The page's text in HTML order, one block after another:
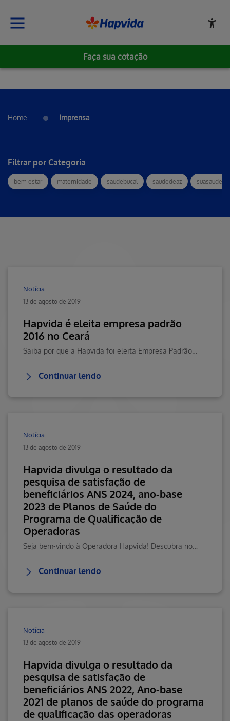
Faça sua cotação
Home Imprensa
Filtrar por Categoria
bem-estar maternidade saudebucal saudedeaz suasaude
Notícia
13 de agosto de 2019
Hapvida é eleita empresa padrão
2016 no Ceará
Continuar lendo
Notícia
13 de agosto de 2019
Hapvida divulga o resultado da
pesquisa de satisfação de
beneficiários ANS 2024, ano-base
2023 de Planos de Saúde do
Programa de Qualificação de
Operadoras
Continuar lendo
Notícia
13 de agosto de 2019
Hapvida divulga o resultado da
pesquisa de satisfação de
beneficiários ANS 2022, Ano-base
2021 de planos de saúde do programa
de qualificação das operadoras